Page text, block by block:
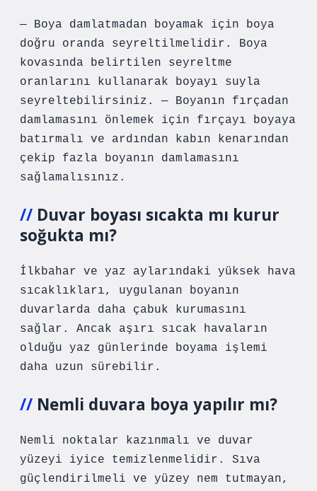
— Boya damlatmadan boyamak için boya
doğru oranda seyreltilmelidir. Boya
kovasında belirtilen seyreltme
oranlarını kullanarak boyayı suyla
seyreltebilirsiniz. — Boyanın fırçadan
damlamasını önlemek için fırçayı boyaya
batırmalı ve ardından kabın kenarından
çekip fazla boyanın damlamasını
sağlamalısınız.
Duvar boyası sıcakta mı kurur
soğukta mı?
İlkbahar ve yaz aylarındaki yüksek hava
sıcaklıkları, uygulanan boyanın
duvarlarda daha çabuk kurumasını
sağlar. Ancak aşırı sıcak havaların
olduğu yaz günlerinde boyama işlemi
daha uzun sürebilir.
Nemli duvara boya yapılır mı?
Nemli noktalar kazınmalı ve duvar
yüzeyi iyice temizlenmelidir. Sıva
güçlendirilmeli ve yüzey nem tutmayan,